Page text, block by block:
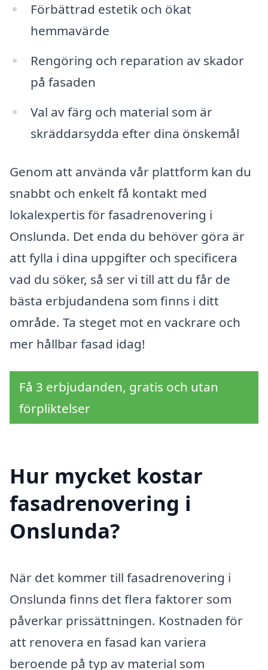
Förbättrad estetik och ökat
hemmavärde
Rengöring och reparation av skador
på fasaden
Val av färg och material som är
skräddarsydda efter dina önskemål
Genom att använda vår plattform kan du
snabbt och enkelt få kontakt med
lokalexpertis för fasadrenovering i
Onslunda. Det enda du behöver göra är
att fylla i dina uppgifter och specificera
vad du söker, så ser vi till att du får de
bästa erbjudandena som finns i ditt
område. Ta steget mot en vackrare och
mer hållbar fasad idag!
Få 3 erbjudanden, gratis och utan
förpliktelser
Hur mycket kostar
fasadrenovering i
Onslunda?
När det kommer till fasadrenovering i
Onslunda finns det flera faktorer som
påverkar prissättningen. Kostnaden för
att renovera en fasad kan variera
beroende på typ av material som